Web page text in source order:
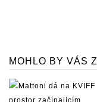
MOHLO BY VÁS